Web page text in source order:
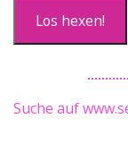
Los hexen!
Suche auf